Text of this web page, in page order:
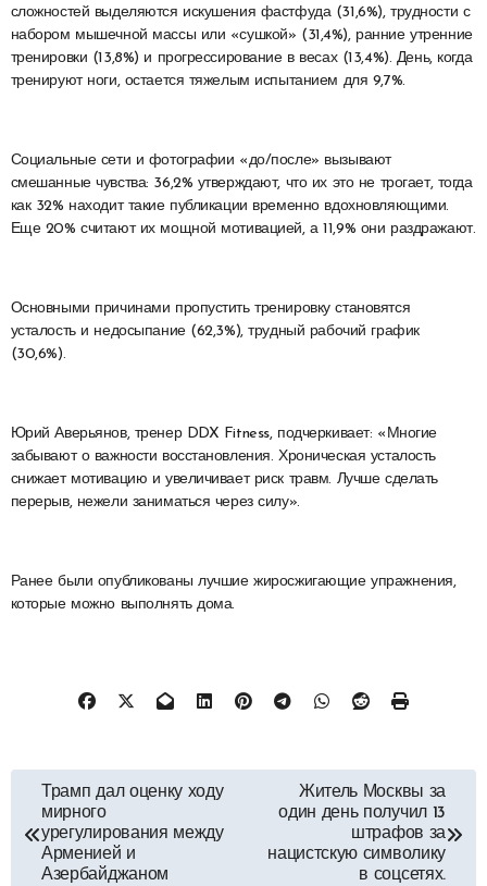
сложностей выделяются искушения фастфуда (31,6%), трудности с
набором мышечной массы или «сушкой» (31,4%), ранние утренние
тренировки (13,8%) и прогрессирование в весах (13,4%). День, когда
тренируют ноги, остается тяжелым испытанием для 9,7%.
Социальные сети и фотографии «до/после» вызывают
смешанные чувства: 36,2% утверждают, что их это не трогает, тогда
как 32% находит такие публикации временно вдохновляющими.
Еще 20% считают их мощной мотивацией, а 11,9% они раздражают.
Основными причинами пропустить тренировку становятся
усталость и недосыпание (62,3%), трудный рабочий график
(30,6%).
Юрий Аверьянов, тренер DDX Fitness, подчеркивает: «Многие
забывают о важности восстановления. Хроническая усталость
снижает мотивацию и увеличивает риск травм. Лучше сделать
перерыв, нежели заниматься через силу».
Ранее были опубликованы лучшие жиросжигающие упражнения,
которые можно выполнять дома.
Навигация
по
Трамп дал оценку ходу
мирного
урегулирования между
Арменией и
Азербайджаном
Житель Москвы за
один день получил 13
штрафов за
нацистскую символику
в соцсетях.